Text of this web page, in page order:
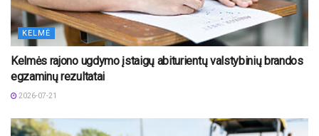
KELMĖ
Kelmės rajono ugdymo įstaigų abiturientų valstybinių brandos
egzaminų rezultatai
2026-07-21